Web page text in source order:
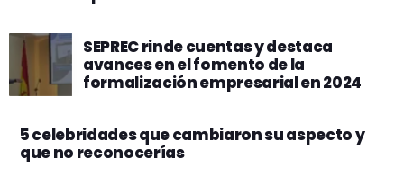
SEPREC rinde cuentas y destaca
avances en el fomento de la
formalización empresarial en 2024
5 celebridades que cambiaron su aspecto y
que no reconocerías